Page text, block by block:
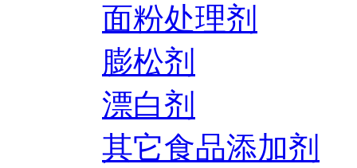
面粉处理剂
膨松剂
漂白剂
其它食品添加剂